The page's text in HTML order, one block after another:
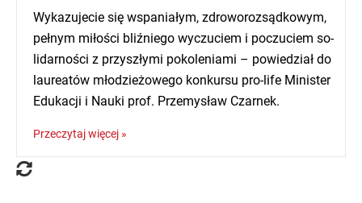
Wy­ka­zu­je­cie się wspa­nia­łym, zdro­wo­roz­sąd­ko­wym,
peł­nym mi­ło­ści bliź­nie­go wy­czu­ciem i po­czu­ciem so­
li­dar­no­ści z przy­szły­mi po­ko­le­nia­mi – po­wie­dział do
lau­re­atów mło­dzie­żo­we­go kon­kur­su pro-li­fe Mi­ni­ster
Edu­ka­cji i Na­uki prof. Prze­my­sław Czarnek.
Przeczytaj więcej »